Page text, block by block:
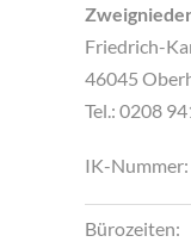
Friedrich-
46045
Tel.: 0208
IK-
Bürozeiten: